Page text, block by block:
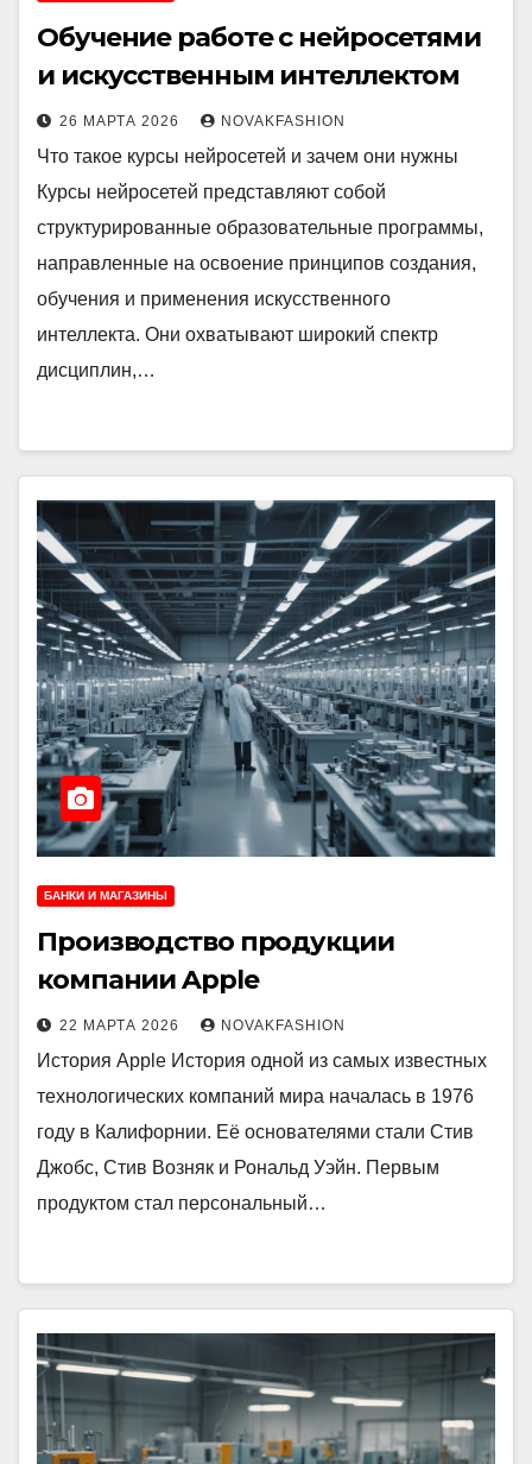
Обучение работе с нейросетями
и искусственным интеллектом
26 МАРТА 2026 NOVAKFASHION
Что такое курсы нейросетей и зачем они нужны
Курсы нейросетей представляют собой
структурированные образовательные программы,
направленные на освоение принципов создания,
обучения и применения искусственного
интеллекта. Они охватывают широкий спектр
дисциплин,…
БАНКИ И МАГАЗИНЫ
Производство продукции
компании Apple
22 МАРТА 2026 NOVAKFASHION
История Apple История одной из самых известных
технологических компаний мира началась в 1976
году в Калифорнии. Её основателями стали Стив
Джобс, Стив Возняк и Рональд Уэйн. Первым
продуктом стал персональный…